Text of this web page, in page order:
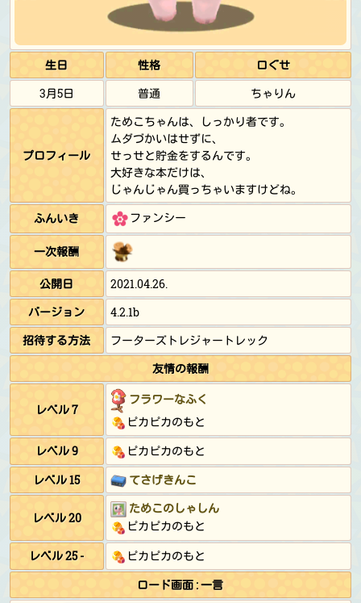
生日 性格
口ぐせ
3月5日
普通 ちゃりん
プロフィール
ためこちゃんは、しっかり者です。
ムダづかいはせずに、
せっせと貯金をするんです。
大好きな本だけは、
じゃんじゃん買っちゃいますけどね。
ふんいき
ファンシー
一次報酬
公開日
2021.04.26.
バージョン
4.2.1b
招待する方法
フーターズトレジャートレック
友情の報酬
レベル 7
フラワーなふく
ピカピカのもと
レベル 9
ピカピカのもと
レベル 15
てさげきんこ
レベル 20
ためこのしゃしん
ピカピカのもと
レベル 25 -
ピカピカのもと
ロード画面 : 一言